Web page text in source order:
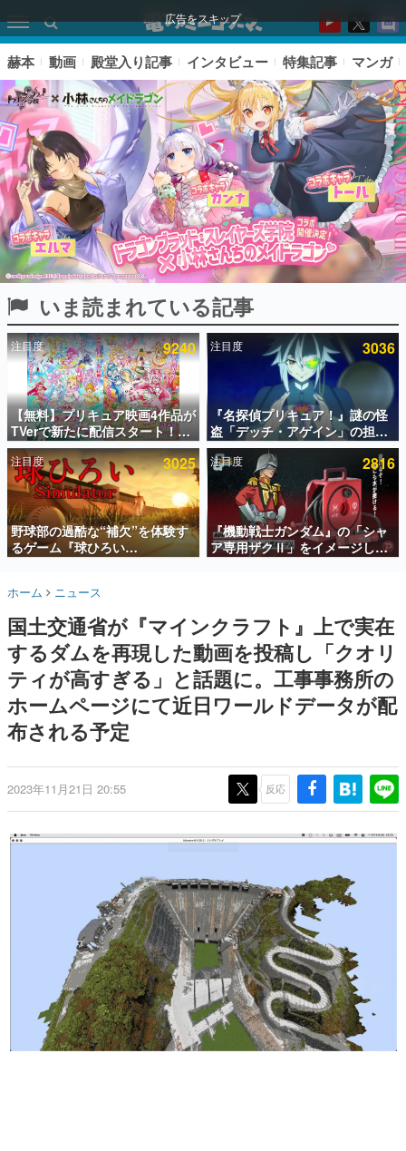
広告をスキップ
ピックアップ
電ファミのいま読まれている記事ランキング
アプリセール情報
インタビュー
連載・特集一覧
殿堂入り記事
SNS拡散数が数千以上！ ページビュー数万以上！ などな
ど。多くの人々に読まれた、電ファミ渾身の“殿堂入り”記
事をまとめました。
名作ゲームクリエイターの方々に製作時のエピソードをお
きます。
赫本
この物語を解いてはいけない。『赫本』は、〈試験問題〉
の形をした短編ホラー小説集です。
新世代に訊く
これからのデジタルゲーム市場を担う若きクリエイター達
ゲーム世代の作家たち
ゲームに多大な影響を受けた作家さんに取材し、ゲームが
画です。
日本のモバイルゲーム史における主要なトピック・タイト
ルを網羅するほか、開発者へのインタビューや識者による
解説を掲載。約20年の歴史が一望できる決定版！
若ゲのいたり〜ゲームクリエイターの青春〜
『うつヌケ』『ペンと箸』等で知られるマンガ家・田中圭
一先生によるゲーム業界レポートマンガです。
なんでゲームは面白い？
ゲーム開発者・hamatsu氏がゲームの魅力を画面や操作の
具体的な形から解き明かしていく、硬派で骨太な評論連載
赫本 動画 殿堂入り記事 インタビュー 特集記事 マンガ
いま読まれている記事
注目度 9240
【無料】プリキュア映画4作品が
TVerで新たに配信スタート！な
んと2018年～2024年の映画ほぼ
すべてが見放題に、ぶっちゃけ
ありえないラインナップ
注目度 3036
『名探偵プリキュア！』謎の怪
盗「デッチ・アゲイン」の担当
キャストは天﨑滉平さんと判
明。『Re:ゼロから始める異世
界生活』オットー役、『ヒプノ
シスマイク』山田三郎役など
注目度 3025
野球部の過酷な“補欠”を体験す
るゲーム『球ひろい
Simulator』が「1件」のウィッ
対応しSNSで話題に。『キング
ダム・カム』開発元やチェコの
プロ野球選手から称賛の声
注目度 2816
『機動戦士ガンダム』の「シャ
ア専用ザクⅡ」をイメージした
散水ホースリールが予約開始。
ホーム ニュース
国土交通省が『マインクラフト』上で実在
するダムを再現した動画を投稿し「クオリ
ティが高すぎる」と話題に。工事事務所の
ホームページにて近日ワールドデータが配
布される予定
2023年11月21日 20:55 反応